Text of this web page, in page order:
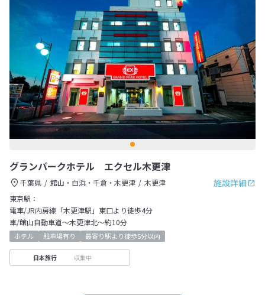
グランパークホテル エクセル木更津
施設詳細
千葉県 館山・白浜・千倉・木更津
木更津
東京駅：
電車/JR内房線「木更津駅」東口より徒歩4分
車/館山自動車道～木更津北～約10分
ホテル 駐車場有り 最寄り駅より徒歩5分以内
日本旅行 収集中